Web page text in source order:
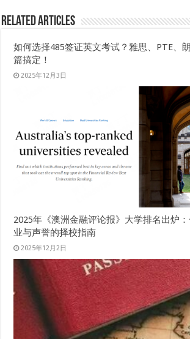
Related Articles
如何选择485签证英文考试？雅思、PTE、
篇搞定！
2025年12月3日
2025年《澳洲金融评论报》大学排名出炉
业与声誉的择校指南
2025年12月2日